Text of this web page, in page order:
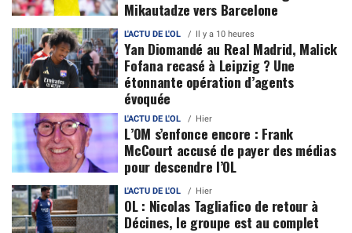
Mikautadze vers Barcelone
L'ACTU DE L'OL Il y a 10 heures
Yan Diomandé au Real Madrid, Malick
Fofana recasé à Leipzig ? Une
étonnante opération d’agents
évoquée
L'ACTU DE L'OL Hier
L’OM s’enfonce encore : Frank
McCourt accusé de payer des médias
pour descendre l’OL
L'ACTU DE L'OL Hier
OL : Nicolas Tagliafico de retour à
Décines, le groupe est au complet